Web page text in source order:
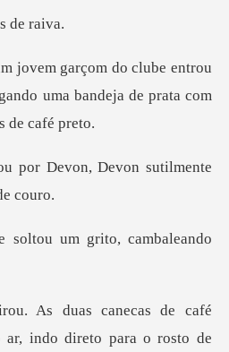
trou
uma bandeja d
evon, Devon sutilmente
soltou um grito, ca
ecas de café
a